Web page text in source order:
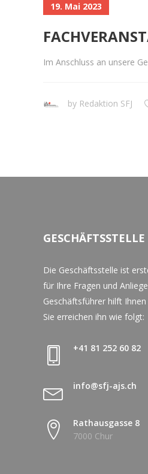
19. Mai 2023
Im Anschluss an unsere
by Redaktion SFJ
GESCHÄFTSSTELLE
Die Geschäftsstelle ist
für Ihre Fragen und
Geschäftsführer hilft
Sie erreichen ihn wie folgt:
+41 81 252 60 82
info@sfj-ajs.ch
Rathausgasse 8
7000 Chur